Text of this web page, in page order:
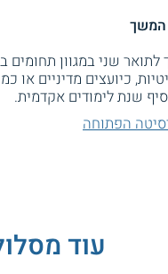
המשך
לתואר שני במגוון
כיועצים מדיניים או
שנת לימודים אקדמית.
הפתוחה
עוד